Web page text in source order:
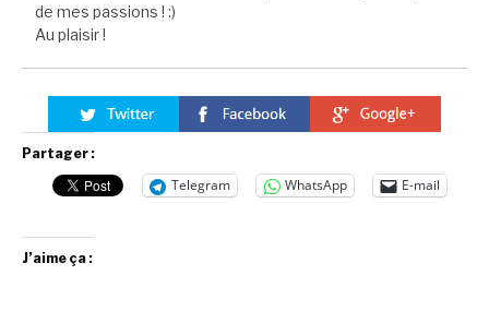
de mes passions ! :)
Au plaisir !
Partager :
Telegram WhatsApp E-mail
J’aime ça :